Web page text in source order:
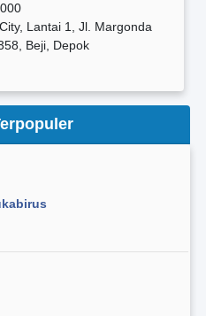
Lantai 1, Jl. Margonda
Beji, Depok